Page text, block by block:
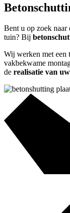
Bent u op zoek naar
tuin? Bij
Wij werken met een
vakbekwame
de realisatie van